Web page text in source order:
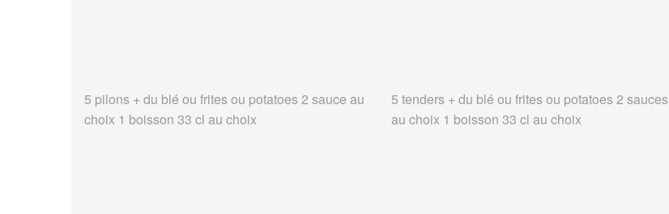
5 pilons + du blé ou frites ou potatoes 2 sauce au
choix 1 boisson 33 cl au choix
5 tenders + du blé ou frites ou potatoes 2 sauces
au choix 1 boisson 33 cl au choix